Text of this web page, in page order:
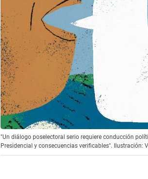
"Un diálogo poselectoral serio requiere conducción
Presidencial y consecuencias verificables". Ilustración: